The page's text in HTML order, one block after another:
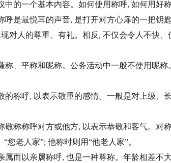
中的一个基本内容。如何使用称呼, 如何用好
呼是最悦耳的声音, 是打开对方心扉的一把钥匙
对人的尊重、有礼。相反, 不仅会令人不快
称、平称和昵称。公务活动中一般不使用昵称
的称呼, 以表示敬重的感情。一般是对上级、
敬称称呼对方或他方, 以表示恭敬和客气。对
您老人家”; 他称时则用“他老人家”。
属而以亲属称呼, 也是一种尊称。年龄相差不